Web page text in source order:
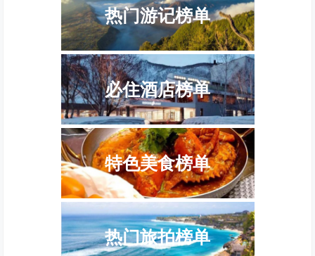
热门游记榜单
必住酒店榜单
特色美食榜单
热门旅拍榜单